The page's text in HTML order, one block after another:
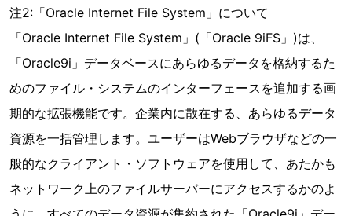
注2:「Oracle Internet File System」について
「Oracle Internet File System」(「Oracle 9iFS」)は、
「Oracle9i」データベースにあらゆるデータを格納するた
めのファイル・システムのインターフェースを追加する画
期的な拡張機能です。企業内に散在する、あらゆるデータ
資源を一括管理します。ユーザーはWebブラウザなどの一
般的なクライアント・ソフトウェアを使用して、あたかも
ネットワーク上のファイルサーバーにアクセスするかのよ